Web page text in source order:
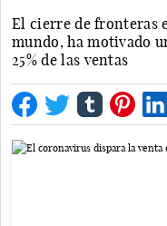
El cierre de fronteras
mundo, ha motivado
25% de las ventas